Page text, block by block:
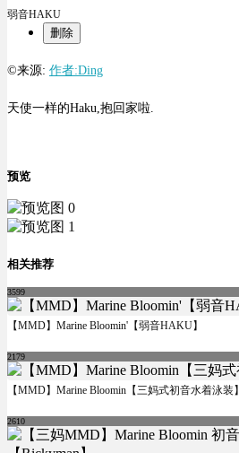
弱音HAKU
删除
©来源: 作者:Ding
天使一样的Haku,抱回家啦.
预览
相关推荐
3599
【MMD】Marine Bloomin'【弱音HAKU】
2179
【MMD】Marine Bloomin【三妈式初音水着泳装】
2610